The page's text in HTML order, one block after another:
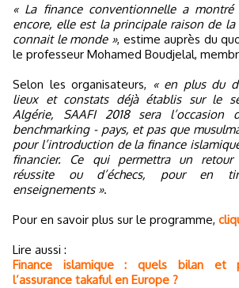
« La finance conventionnelle a
encore, elle est la principale raison de
connait le monde », estime auprès du
le professeur Mohamed Boudjelal,
Selon les organisateurs, « en plus du
lieux et constats déjà établis sur le
Algérie, SAAFI 2018 sera
benchmarking - pays, et pas que
pour l’introduction de la finance
financier. Ce qui permettra un retour
réussite ou d’échecs, pour en
enseignements ».
Pour en savoir plus sur le programme,
Lire aussi :
Finance islamique : quels bilan et
l’assurance takaful en Europe ?